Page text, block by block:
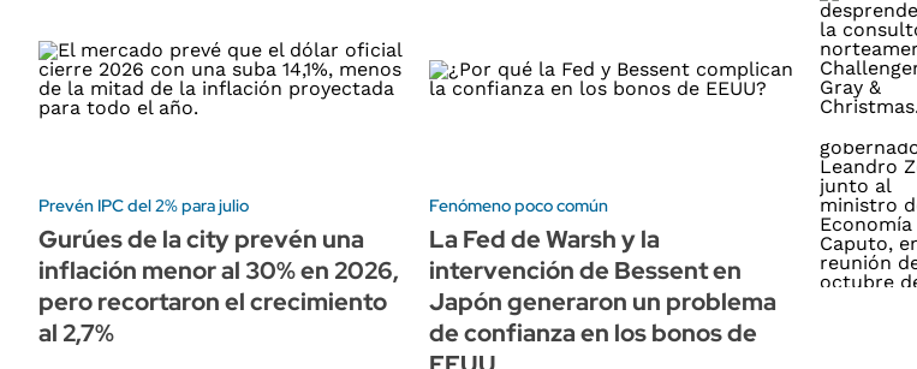
Prevén IPC del 2% para julio
Gurúes de la city prevén una
inflación menor al 30% en 2026,
pero recortaron el crecimiento
al 2,7%
Fenómeno poco común
La Fed de Warsh y la
intervención de Bessent en
Japón generaron un problema
de confianza en los bonos de